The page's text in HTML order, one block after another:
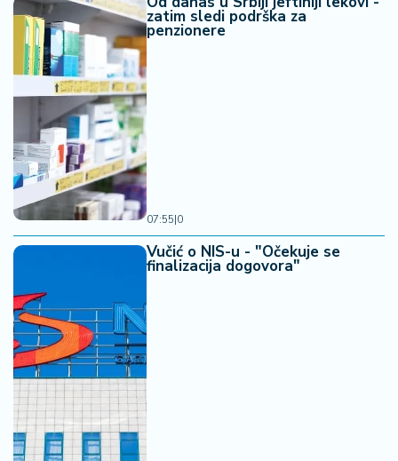
zatim sledi podrška za
penzionere
07:55|0
Vučić o NIS-u - "Očekuje se
finalizacija dogovora"